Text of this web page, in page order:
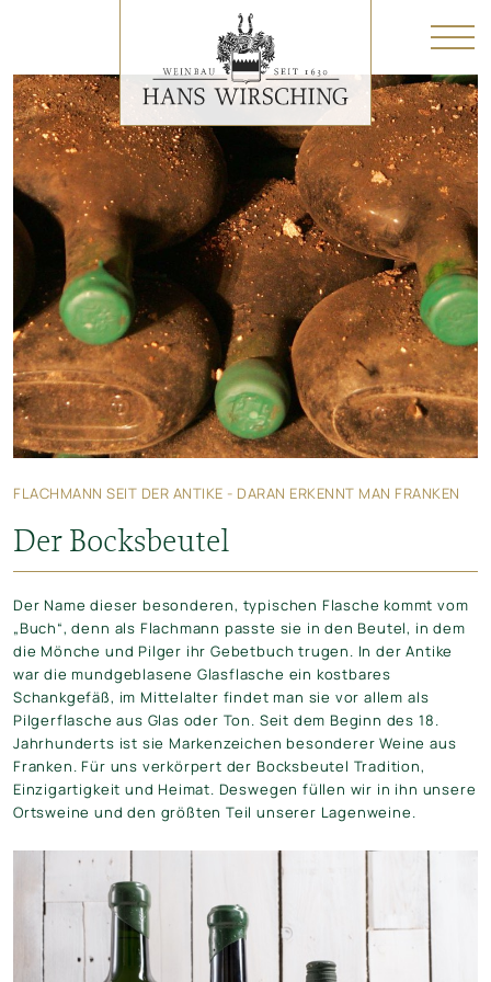
FLACHMANN SEIT DER ANTIKE - DARAN ERKENNT MAN FRANKEN
Der Bocksbeutel
Der Name dieser besonderen, typischen Flasche kommt vom
„Buch“, denn als Flachmann passte sie in den Beutel, in dem
die Mönche und Pilger ihr Gebetbuch trugen. In der Antike
war die mundgeblasene Glasflasche ein kostbares
Schankgefäß, im Mittelalter findet man sie vor allem als
Pilgerflasche aus Glas oder Ton. Seit dem Beginn des 18.
Jahrhunderts ist sie Markenzeichen besonderer Weine aus
Franken. Für uns verkörpert der Bocksbeutel Tradition,
Einzigartigkeit und Heimat. Deswegen füllen wir in ihn unsere
Ortsweine und den größten Teil unserer Lagenweine.